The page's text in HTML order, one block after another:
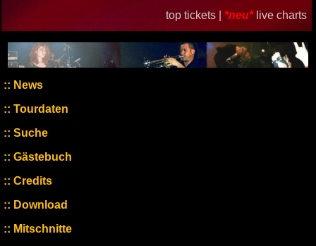
top tickets | *neu* live charts
News
Tourdaten
Suche
Gästebuch
Credits
Download
Mitschnitte